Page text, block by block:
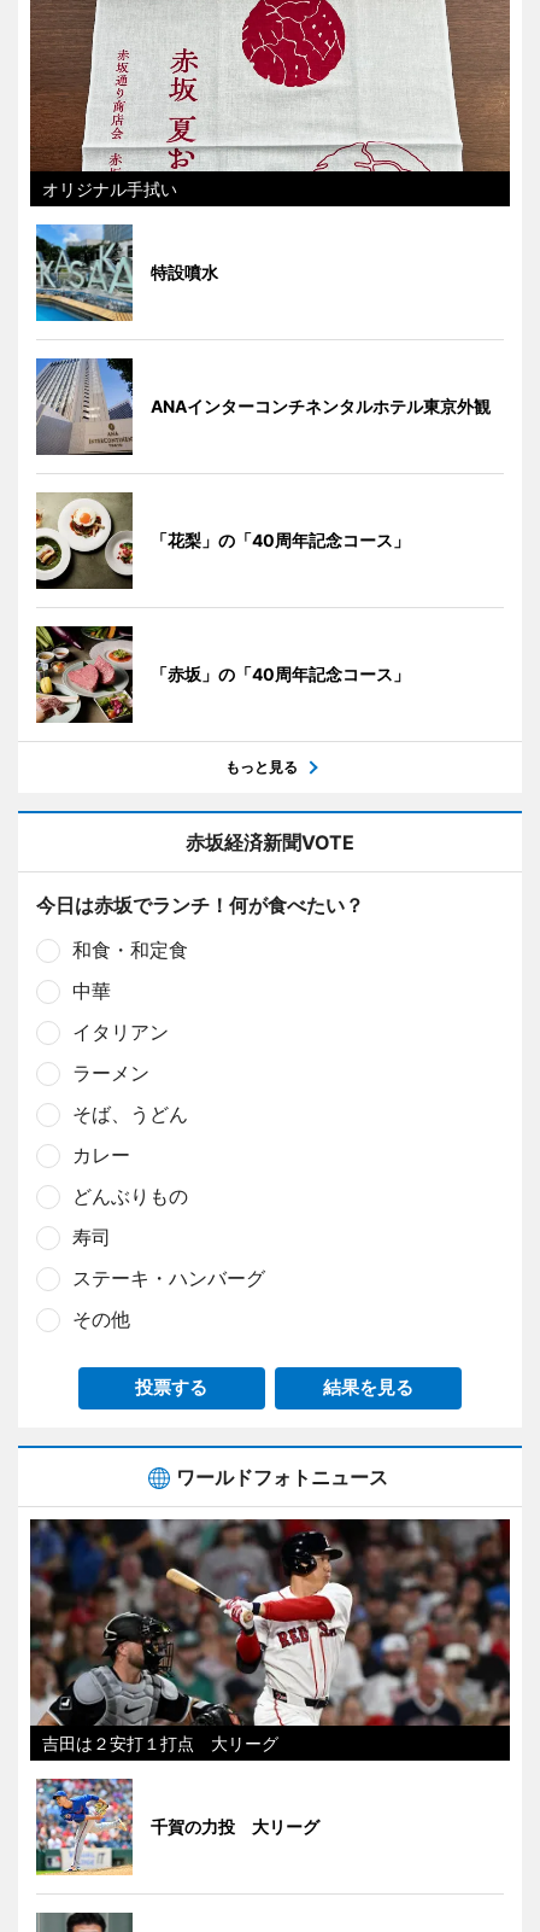
オリジナル手拭い
特設噴水
ANAインターコンチネンタルホテル東京外観
「花梨」の「40周年記念コース」
「赤坂」の「40周年記念コース」
もっと見る
赤坂経済新聞VOTE
今日は赤坂でランチ！何が食べたい？
和食・和定食
中華
イタリアン
ラーメン
そば、うどん
カレー
どんぶりもの
寿司
ステーキ・ハンバーグ
その他
投票する 結果を見る
ワールドフォトニュース
吉田は２安打１打点 大リーグ
千賀の力投 大リーグ